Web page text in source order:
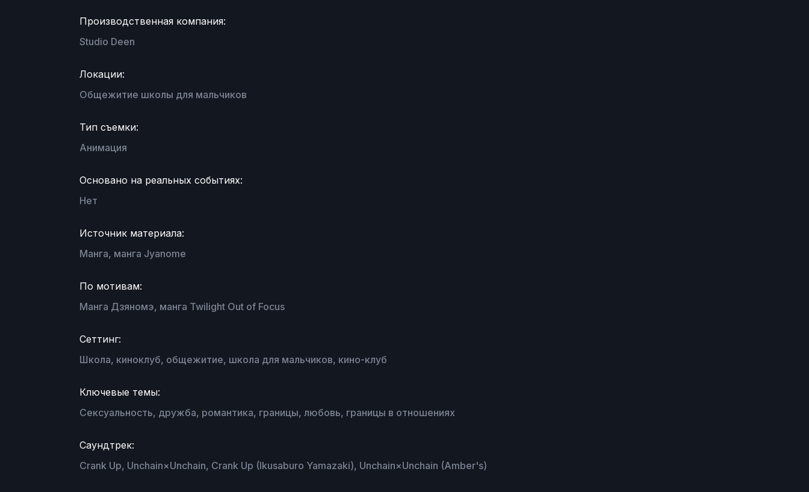
Производственная компания:
Studio Deen
Локации:
Общежитие школы для мальчиков
Тип съемки:
Анимация
Основано на реальных событиях:
Нет
Источник материала:
Манга, манга Jyanome
По мотивам:
Манга Дзяномэ, манга Twilight Out of Focus
Сеттинг:
Школа, киноклуб, общежитие, школа для мальчиков, кино-клуб
Ключевые темы:
Сексуальность, дружба, романтика, границы, любовь, границы в отношениях
Саундтрек:
Crank Up, Unchain×Unchain, Crank Up (Ikusaburo Yamazaki), Unchain×Unchain (Amber's)